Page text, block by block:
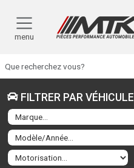
menu
FILTRER PAR VÉHICULE